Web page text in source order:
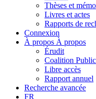
Thèses et
Livres et actes
Rapports de
Connexion
À propos À propos
Érudit
Coalition
Libre accès
Rapport annuel
Recherche avancée
FR